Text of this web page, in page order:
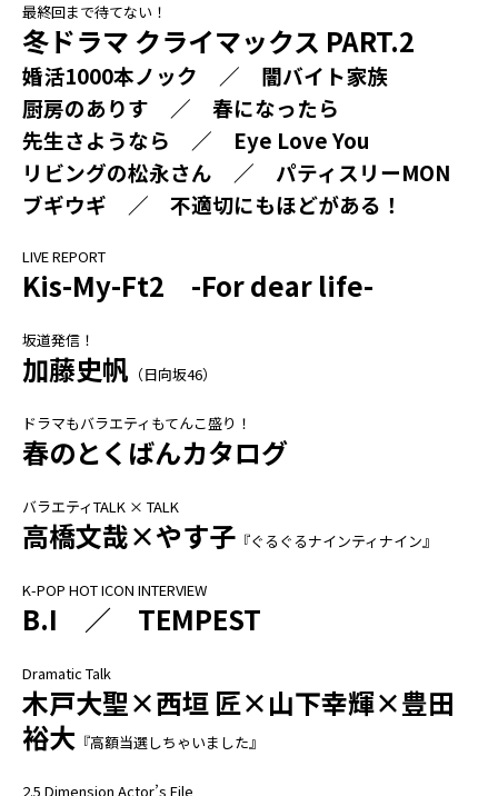
最終回まで待てない！
冬ドラマ クライマックス PART.2
婚活1000本ノック ／ 闇バイト家族
厨房のありす ／ 春になったら
先生さようなら ／ Eye Love You
リビングの松永さん ／ パティスリーMON
ブギウギ ／ 不適切にもほどがある！
LIVE REPORT
Kis-My-Ft2 -For dear life-
坂道発信！
加藤史帆 （日向坂46）
ドラマもバラエティもてんこ盛り！
春のとくばんカタログ
バラエティTALK × TALK
高橋文哉×やす子 『ぐるぐるナインティナイン』
K-POP HOT ICON INTERVIEW
B.I ／ TEMPEST
Dramatic Talk
木戸大聖×西垣 匠×山下幸輝×豊田
裕大 『高額当選しちゃいました』
2.5 Dimension Actor’s File